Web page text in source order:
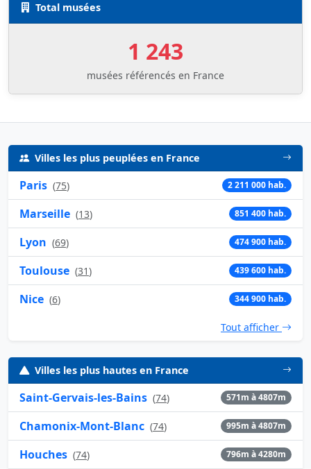
Total musées
1 243
musées référencés en France
Villes les plus peuplées en France
Paris (75) 2 211 000 hab.
Marseille (13) 851 400 hab.
Lyon (69) 474 900 hab.
Toulouse (31) 439 600 hab.
Nice (6) 344 900 hab.
Tout afficher
Villes les plus hautes en France
Saint-Gervais-les-Bains (74) 571m à 4807m
Chamonix-Mont-Blanc (74) 995m à 4807m
Houches (74) 796m à 4280m